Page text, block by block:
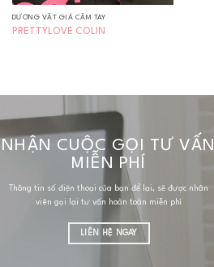
DƯƠNG VẬT GIẢ CẦM TAY
PRETTYLOVE COLIN
NHẬN CUỘC GỌI TƯ VẤN
MIỄN PHÍ
Thông tin số điện thoại của bạn để lại, sẽ được nhân
viên gọi lại tư vấn hoàn toàn miễn phí
LIÊN HỆ NGAY